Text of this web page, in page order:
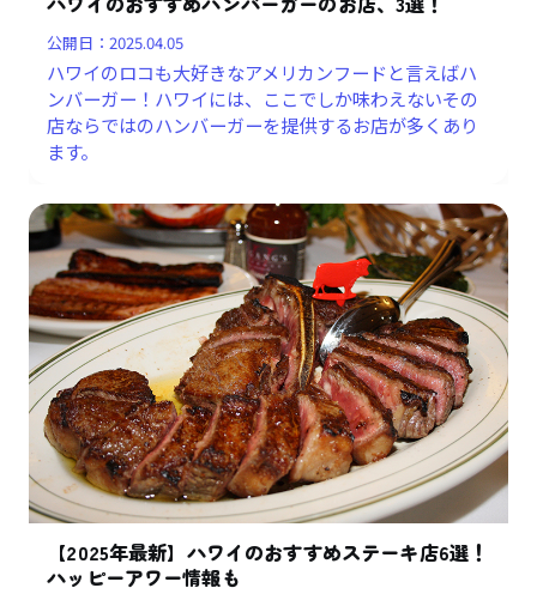
公開日：2025.04.05
ハワイのロコも大好きなアメリカンフードと言えばハ
ンバーガー！ハワイには、ここでしか味わえないその
店ならではのハンバーガーを提供するお店が多くあり
ます。
【2025年最新】ハワイのおすすめステーキ店6選！
ハッピーアワー情報も